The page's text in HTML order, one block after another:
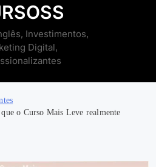
Investimentos,
Digital,
o Curso Mais Leve realmente